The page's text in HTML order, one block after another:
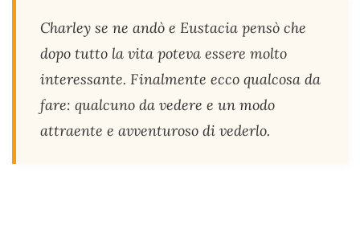
Charley se ne andò e Eustacia pensò che
dopo tutto la vita poteva essere molto
interessante. Finalmente ecco qualcosa da
fare: qualcuno da vedere e un modo
attraente e avventuroso di vederlo.